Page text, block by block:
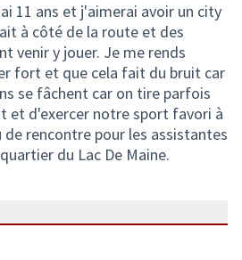
11 ans et j'aimerai avoir un city
à côté de la route et des
venir y jouer. Je me rends
fort et que cela fait du bruit car
se fâchent car on tire parfois
et d'exercer notre sport favori à
rencontre pour les assistantes
du Lac De Maine.